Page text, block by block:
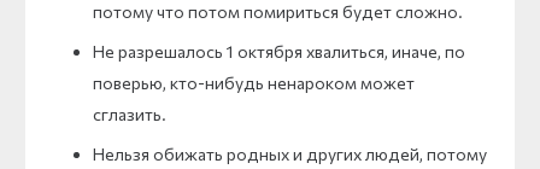
потому что потом помириться будет сложно.
Не разрешалось 1 октября хвалиться, иначе, по
поверью, кто-нибудь ненароком может
сглазить.
Нельзя обижать родных и других людей, потому